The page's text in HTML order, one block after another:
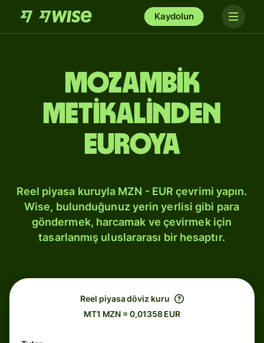
Kaydolun
Mozambik
metikalinden
Euroya
Reel piyasa kuruyla MZN - EUR çevrimi yapın.
Wise, bulunduğunuz yerin yerlisi gibi para
göndermek, harcamak ve çevirmek için
tasarlanmış uluslararası bir hesaptır.
Reel piyasa döviz kuru
MT1 MZN = 0,01358 EUR